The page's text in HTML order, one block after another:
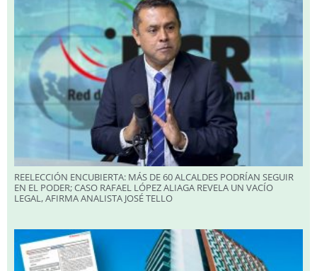
REELECCIÓN ENCUBIERTA: MÁS DE 60 ALCALDES PODRÍAN SEGUIR
EN EL PODER; CASO RAFAEL LÓPEZ ALIAGA REVELA UN VACÍO
LEGAL, AFIRMA ANALISTA JOSÉ TELLO